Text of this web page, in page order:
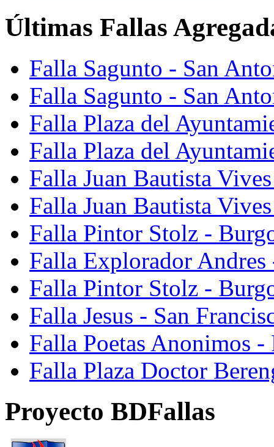
Últimas Fallas
Falla Sagunto - San
Falla Sagunto - San
Falla Plaza del
Falla Plaza del
Falla Juan Bautista
Falla Juan Bautista
Falla Pintor Stolz -
Falla Explorador Andres
Falla Pintor Stolz -
Falla Jesus - San
Falla Poetas Anonimos
Falla Plaza Doctor
Proyecto BDFallas